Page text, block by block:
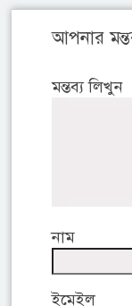
আপনার
মন্তব্য লিখুন
নাম
ইমেইল